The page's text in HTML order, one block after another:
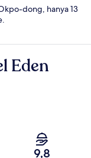
dong, hanya 13
Eden
9,8